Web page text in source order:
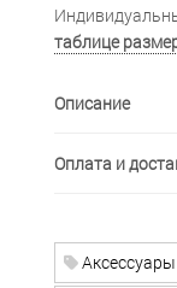
таблице
Описание
Оплата и
Аксессуары